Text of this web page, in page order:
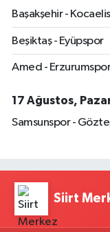
Başakşehir -
Beşiktaş - Eyüpspor
Amed - Erzurumspor
17 Ağustos,
Samsunspor -
Siirt